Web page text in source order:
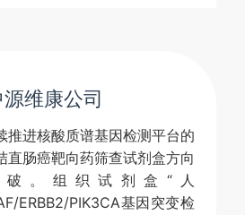
源维康公司
推进核酸质谱基因检测平台的
直肠癌靶向药筛查试剂盒方向
。组织试剂盒“人
ERBB2/PIK3CA基因突变检